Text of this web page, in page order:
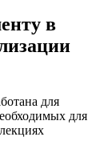
в
для
для